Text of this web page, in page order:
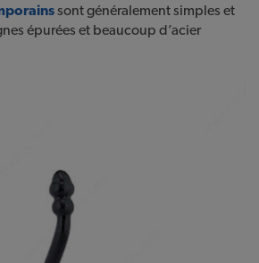
sont généralement simples et
épurées et beaucoup d’acier